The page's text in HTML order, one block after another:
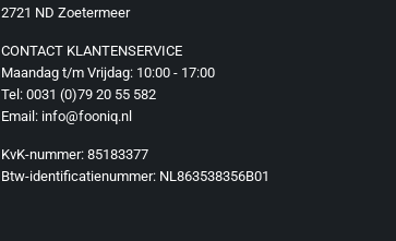
2721 ND Zoetermeer
CONTACT KLANTENSERVICE
Maandag t/m Vrijdag: 10:00 - 17:00
Tel: 0031 (0)79 20 55 582
Email: info@fooniq.nl
KvK-nummer: 85183377
Btw-identificatienummer: NL863538356B01